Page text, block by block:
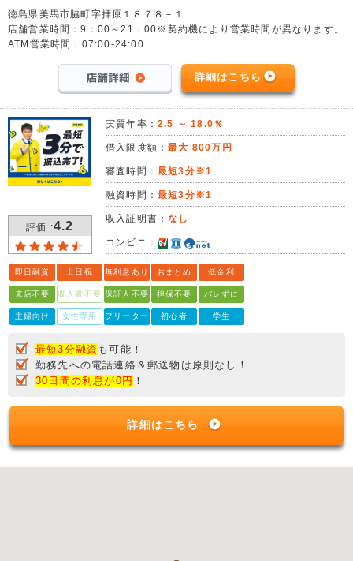
徳島県美馬市脇町字拝原１８７８－１
店舗営業時間：9：00～21：00※契約機により営業時間が異なります。
ATM営業時間：07:00-24:00
詳細はこちら
評価 :4.2
実質年率： 2.5 ～ 18.0％
借入限度額：最大 800万円
審査時間： 最短3分※1
融資時間： 最短3分※1
収入証明書：なし
コンビニ：
即日融資 土日祝 無利息あり おまとめ 低金利
来店不要 収入書不要 保証人不要 担保不要 バレずに
主婦向け 女性専用 フリーター 初心者 学生
最短3分融資 も可能！
勤務先への電話連絡＆郵送物は原則なし！
30日間の利息が0円 ！
詳細はこちら